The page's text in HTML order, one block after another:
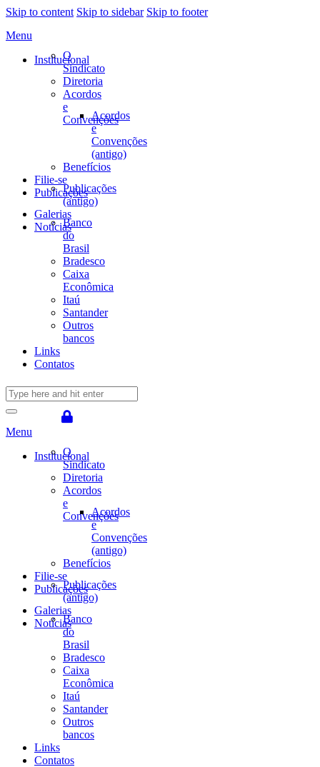
Skip to content Skip to sidebar Skip to footer
Menu
Institucional
O
Sindicato
Diretoria
Acordos
e
Convenções
Acordos
e
Convenções
(antigo)
Benefícios
Filie-se
PublicaçõesPublicações
(antigo)
Galerias
NotíciasBanco
do
Brasil
Bradesco
Caixa
Econômica
Itaú
Santander
Outros
bancos
Links
Contatos
Menu
Institucional
O
Sindicato
Diretoria
Acordos
e
Convenções
Acordos
e
Convenções
(antigo)
Benefícios
Filie-se
PublicaçõesPublicações
(antigo)
Galerias
NotíciasBanco
do
Brasil
Bradesco
Caixa
Econômica
Itaú
Santander
Outros
bancos
Links
Contatos